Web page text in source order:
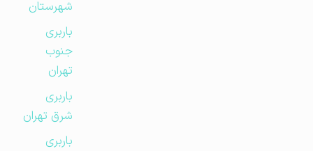
شهرستان
باربری
جنوب
تهران
باربری
شرق تهران
باربری